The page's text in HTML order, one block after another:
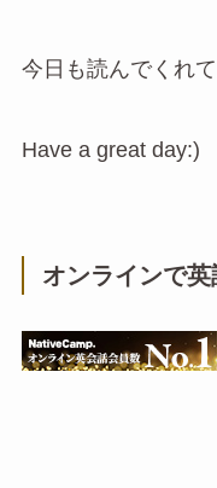
今日も読んでくれ
Have a great day:)
オンラインで英